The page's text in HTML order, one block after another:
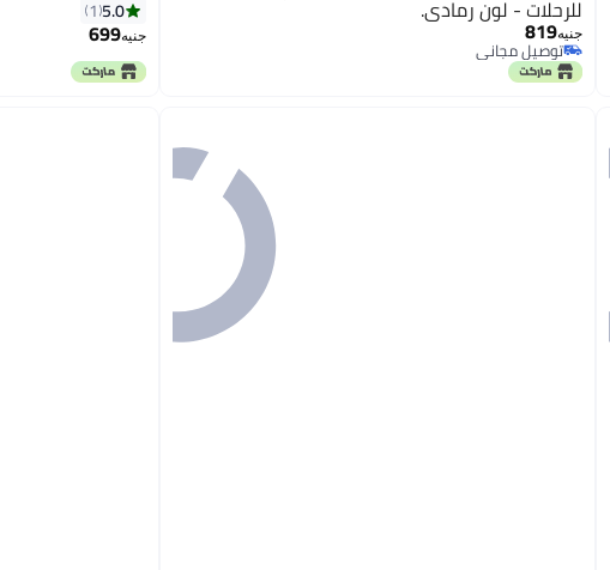
للرحلات - لون رمادي.
جنيه819
توصيل مجاني
توصيل مجاني
5.0
1
جنيه699